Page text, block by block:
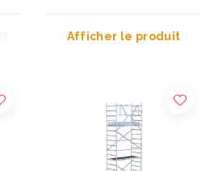
Afficher le produit